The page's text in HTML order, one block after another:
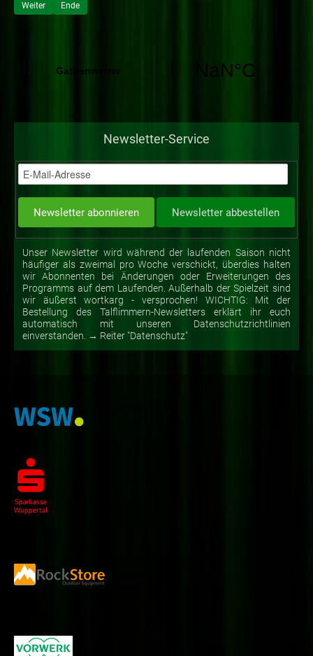
Weiter Ende
Newsletter-Service
Unser Newsletter wird während der laufenden Saison nicht
häufiger als zweimal pro Woche verschickt, überdies halten
wir Abonnenten bei Änderungen oder Erweiterungen des
Programms auf dem Laufenden. Außerhalb der Spielzeit sind
wir äußerst wortkarg - versprochen! WICHTIG: Mit der
Bestellung des Talflimmern-Newsletters erklärt ihr euch
automatisch mit unseren Datenschutzrichtlinien
einverstanden. → Reiter "Datenschutz"